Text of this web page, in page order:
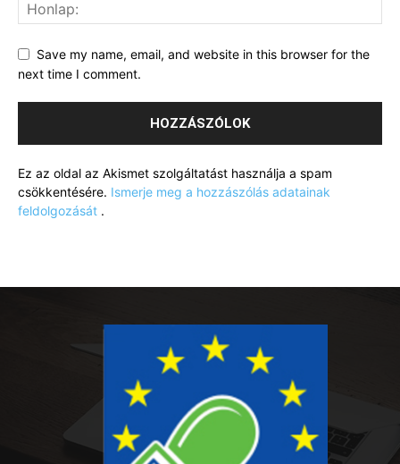
Save my name, email, and website in this browser for the
next time I comment.
Ez az oldal az Akismet szolgáltatást használja a spam
csökkentésére. Ismerje meg a hozzászólás adatainak
feldolgozását .